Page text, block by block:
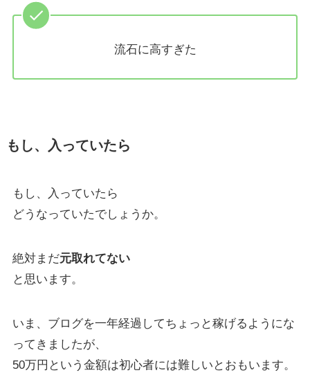
流石に高すぎた
もし、入っていたら
もし、入っていたら
どうなっていたでしょうか。
絶対まだ元取れてない
と思います。
いま、ブログを一年経過してちょっと稼げるようにな
ってきましたが、
50万円という金額は初心者には難しいとおもいます。